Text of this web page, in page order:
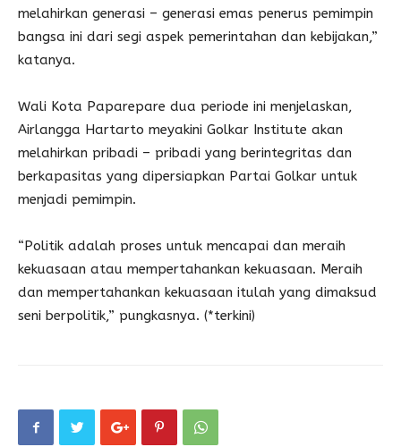
melahirkan generasi – generasi emas penerus pemimpin
bangsa ini dari segi aspek pemerintahan dan kebijakan,”
katanya.
Wali Kota Paparepare dua periode ini menjelaskan,
Airlangga Hartarto meyakini Golkar Institute akan
melahirkan pribadi – pribadi yang berintegritas dan
berkapasitas yang dipersiapkan Partai Golkar untuk
menjadi pemimpin.
“Politik adalah proses untuk mencapai dan meraih
kekuasaan atau mempertahankan kekuasaan. Meraih
dan mempertahankan kekuasaan itulah yang dimaksud
seni berpolitik,” pungkasnya. (*terkini)